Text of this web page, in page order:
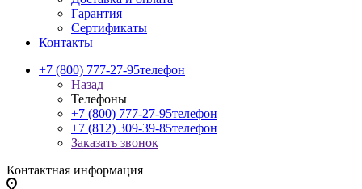
Гарантия
Сертификаты
Контакты
+7 (800) 777-27-95телефон
Назад
Телефоны
+7 (800) 777-27-95телефон
+7 (812) 309-39-85телефон
Заказать звонок
Контактная информация